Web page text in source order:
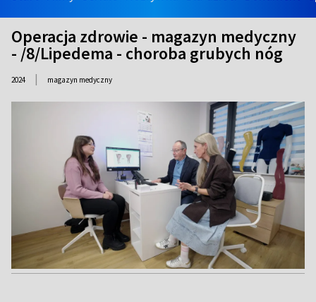
Operacja zdrowie - magazyn medyczny
- /8/Lipedema - choroba grubych nóg
2024 | magazyn medyczny